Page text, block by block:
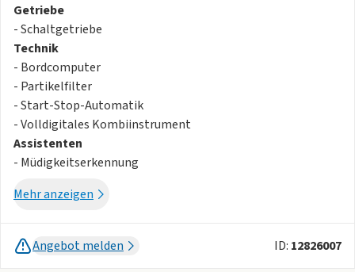
Getriebe
- Schaltgetriebe
Technik
- Bordcomputer
- Partikelfilter
- Start-Stop-Automatik
- Volldigitales Kombiinstrument
Assistenten
- Müdigkeitserkennung
- Regensensor
- Notbremsassistent
- Spurhalteassistent
Mehr anzeigen
Angebot melden ID: 12826007